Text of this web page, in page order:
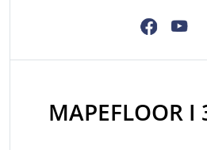
MAPEFLOOR I